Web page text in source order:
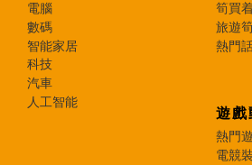
電腦
數碼
智能家居
科技
汽車
人工智能
筍買
旅遊
熱門
遊戲
熱門
電競